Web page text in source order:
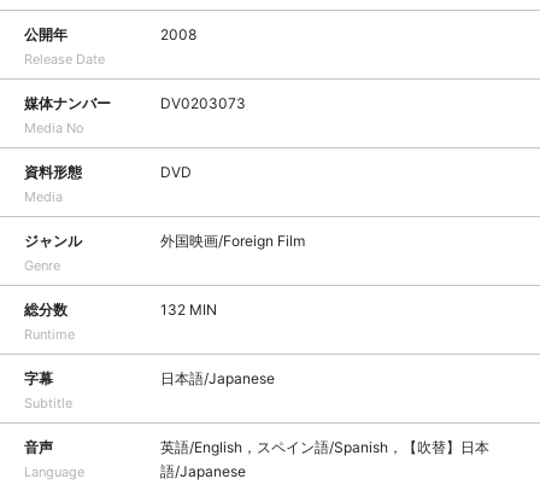
公開年
Release Date
2008
媒体ナンバー
Media No
DV0203073
資料形態
Media
DVD
ジャンル
Genre
外国映画/Foreign Film
総分数
Runtime
132 MIN
字幕
Subtitle
日本語/Japanese
音声
Language
英語/English，スペイン語/Spanish，【吹替】日本
語/Japanese